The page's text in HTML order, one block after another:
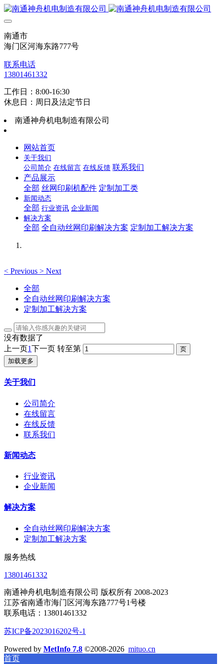
南通市
海门区河海东路777号
联系电话
13801461332
工作日：8:00-16:30
休息日：周日及法定节日
南通神舟机电制造有限公司
网站首页
关于我们
公司简介 在线留言 在线反馈 联系我们
产品展示
全部 丝网印刷机配件 定制加工类
新闻动态
全部 行业资讯 企业新闻
解决方案
全部 全自动丝网印刷解决方案 定制加工解决方案
< Previous > Next
全部
全自动丝网印刷解决方案
定制加工解决方案
没有数据了
上一页1下一页 转至第
加载更多
关于我们
公司简介
在线留言
在线反馈
联系我们
新闻动态
行业资讯
企业新闻
解决方案
全自动丝网印刷解决方案
定制加工解决方案
服务热线
13801461332
南通神舟机电制造有限公司 版权所有 2008-2023
江苏省南通市海门区河海东路777号1号楼
联系电话：13801461332
苏ICP备2023016202号-1
Powered by MetInfo 7.8 ©2008-2026 mituo.cn
首页